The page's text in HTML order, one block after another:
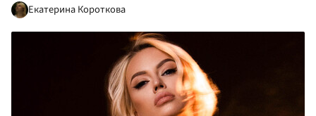
Екатерина Короткова